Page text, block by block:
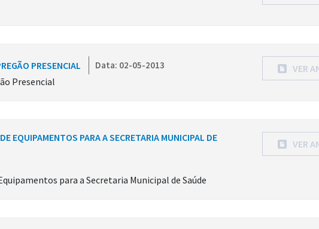
PRESENCIAL Data: 02-05-2013
Presencial
VER
EQUIPAMENTOS PARA A SECRETARIA MUNICIPAL DE
para a Secretaria Municipal de Saúde
VER